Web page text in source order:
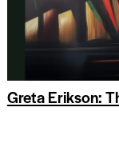
Greta Erikson: